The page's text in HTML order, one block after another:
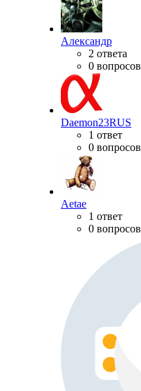
Александр
2 ответа
0 вопросов
Daemon23RUS
1 ответ
0 вопросов
Aetae
1 ответ
0 вопросов